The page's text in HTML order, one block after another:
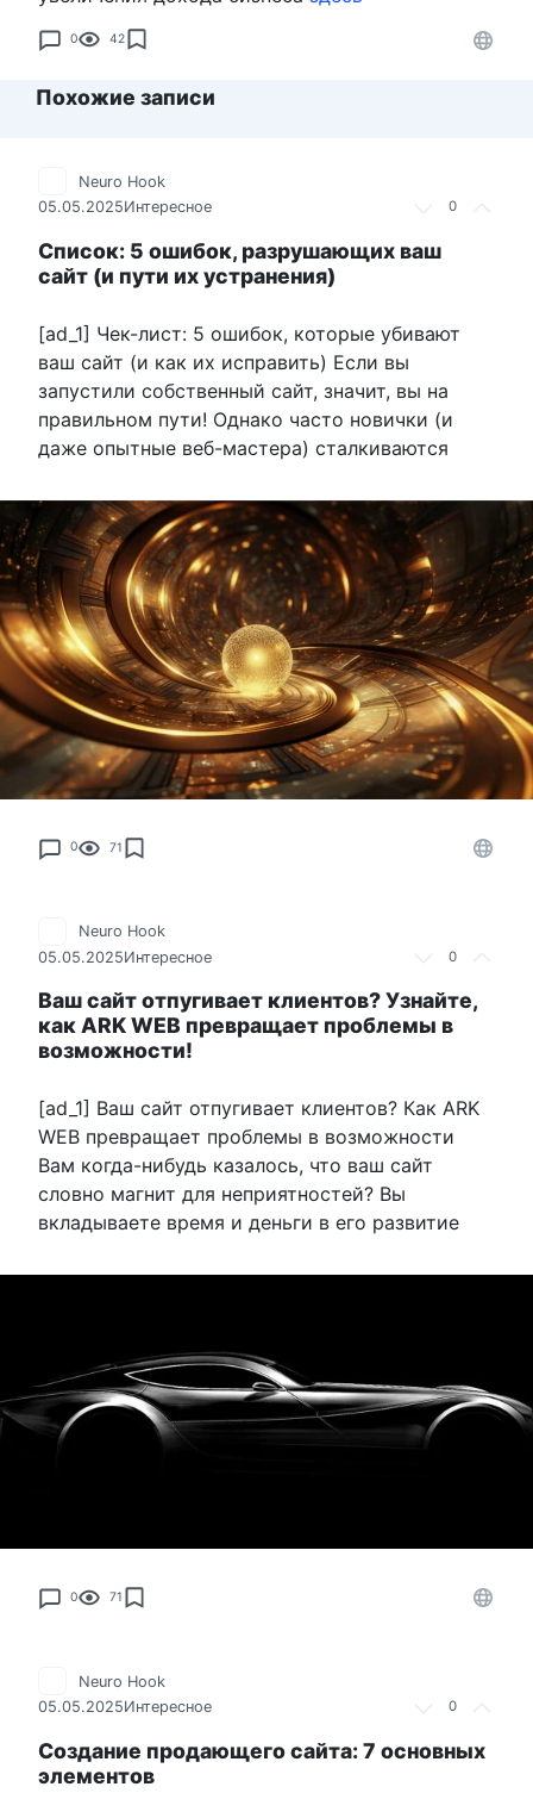
0 42
Похожие записи
0
Neuro Hook
05.05.2025Интересное
Список: 5 ошибок, разрушающих ваш
сайт (и пути их устранения)
[ad_1] Чек-лист: 5 ошибок, которые убивают
ваш сайт (и как их исправить) Если вы
запустили собственный сайт, значит, вы на
правильном пути! Однако часто новички (и
даже опытные веб-мастера) сталкиваются
0 71
0
Neuro Hook
05.05.2025Интересное
Ваш сайт отпугивает клиентов? Узнайте,
как ARK WEB превращает проблемы в
возможности!
[ad_1] Ваш сайт отпугивает клиентов? Как ARK
WEB превращает проблемы в возможности
Вам когда-нибудь казалось, что ваш сайт
словно магнит для неприятностей? Вы
вкладываете время и деньги в его развитие
0 71
0
Neuro Hook
05.05.2025Интересное
Создание продающего сайта: 7 основных
элементов